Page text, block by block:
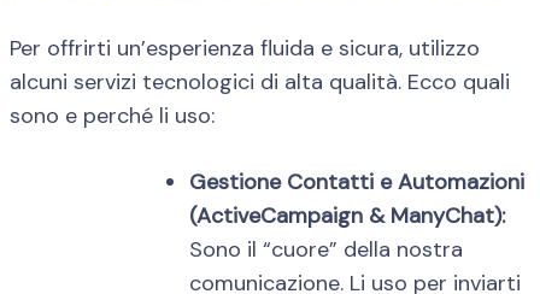
Per offrirti un’esperienza fluida e sicura, utilizzo
alcuni servizi tecnologici di alta qualità. Ecco quali
sono e perché li uso:
Gestione Contatti e Automazioni
(ActiveCampaign & ManyChat):
Sono il “cuore” della nostra
comunicazione. Li uso per inviarti